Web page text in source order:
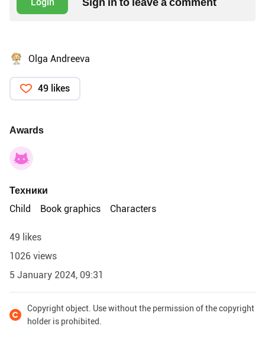
Olga Andreeva
49 likes
Awards
Техники
Child
Book graphics Characters
49 likes
1026 views
5 January 2024, 09:31
Copyright object. Use without the permission of the copyright
holder is prohibited.